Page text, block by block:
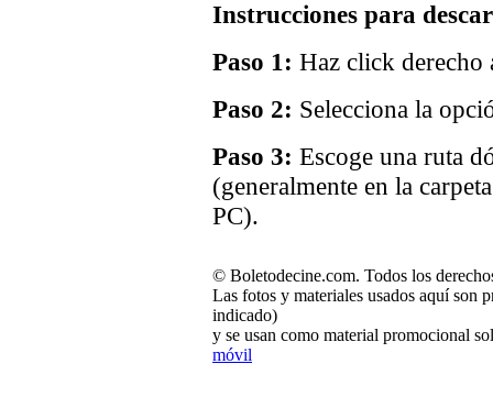
Instrucciones para
Paso 1: Haz click derecho
Paso 2: Selecciona la
Paso 3: Escoge una ruta
(generalmente en la
PC).
© Boletodecine.com. Todos los
Las fotos y materiales usados aquí son
indicado)
y se usan como material promocional
móvil